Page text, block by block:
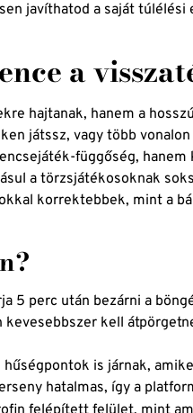
javíthatod a saját túlélési
a
hajtanak, hanem a
játssz, vagy több
függőség,
a törzsjátékosoknak
korrektebbek, mint a
5 perc után bezárni a
kevesebbszer kell
hűségpontok is járnak,
hatalmas, így a